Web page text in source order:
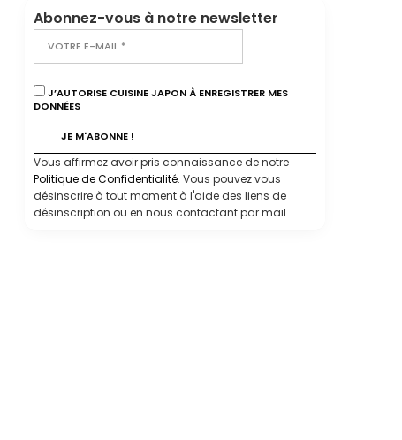
Abonnez-vous à notre newsletter
J’AUTORISE CUISINE JAPON À ENREGISTRER MES
DONNÉES
Vous affirmez avoir pris connaissance de notre
Politique de Confidentialité. Vous pouvez vous
désinscrire à tout moment à l'aide des liens de
désinscription ou en nous contactant par mail.